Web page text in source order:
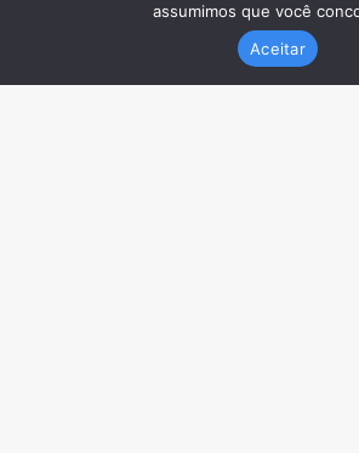
assumimos que você
Aceitar